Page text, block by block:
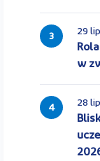
3 29
w
4 28